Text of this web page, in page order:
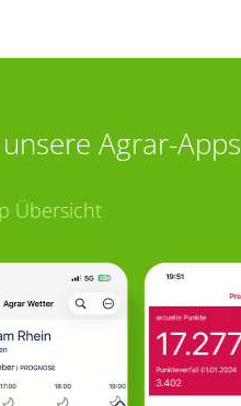
Agrar-Apps
Übersicht